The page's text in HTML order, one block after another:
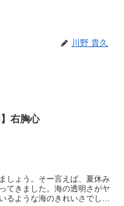
川野 貴久
】右胸心
しょう。そー言えば、夏休み
てきました。海の透明さがヤ
るような海のきれいさでし